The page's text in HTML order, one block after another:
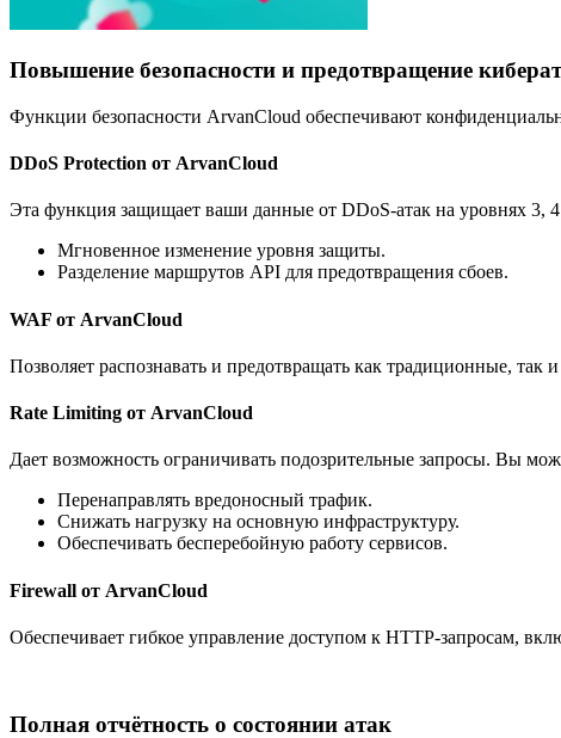
Повышение безопасности и предотвращение
Функции безопасности ArvanCloud обеспечивают
DDoS Protection от ArvanCloud
Эта функция защищает ваши данные от DDoS-атак на уровнях
Мгновенное изменение уровня защиты.
Разделение маршрутов API для предотвращения сбоев.
WAF от ArvanCloud
Позволяет распознавать и предотвращать как традиционные,
Rate Limiting от ArvanCloud
Дает возможность ограничивать подозрительные запросы. Вы
Перенаправлять вредоносный трафик.
Снижать нагрузку на основную инфраструктуру.
Обеспечивать бесперебойную работу сервисов.
Firewall от ArvanCloud
Обеспечивает гибкое управление доступом к HTTP-запросам,
Полная отчётность о состоянии атак